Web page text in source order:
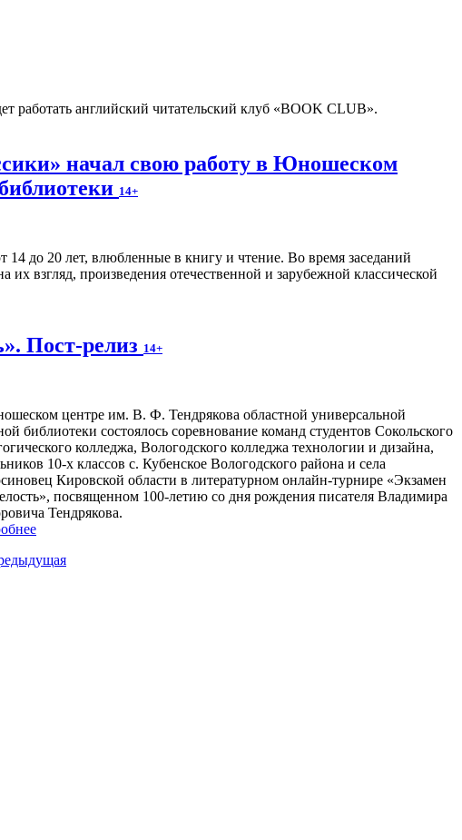
работать английский читательский клуб «BOOK CLUB».
начал свою работу в Юношеском
14+
до 20 лет, влюбленные в книгу и чтение. Во время заседаний
их взгляд, произведения отечественной и зарубежной классической
Пост-релиз 14+
центре им. В. Ф. Тендрякова областной универсальной
библиотеки состоялось соревнование команд студентов Сокольского
колледжа, Вологодского колледжа технологии и дизайна,
10-х классов с. Кубенское Вологодского района и села
Кировской области в литературном онлайн-турнире «Экзамен
посвященном 100-летию со дня рождения писателя Владимира
Тендрякова.